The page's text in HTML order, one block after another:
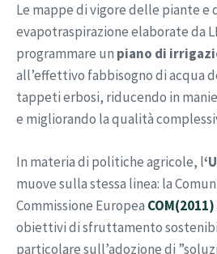
Le mappe di vigore delle piante e
evapotraspirazione elaborate da
programmare un piano di
all’effettivo fabbisogno di acqua
tappeti erbosi, riducendo in
e migliorando la qualità
In materia di politiche agricole, l
muove sulla stessa linea: la
Commissione Europea
obiettivi di sfruttamento
particolare sull’adozione di